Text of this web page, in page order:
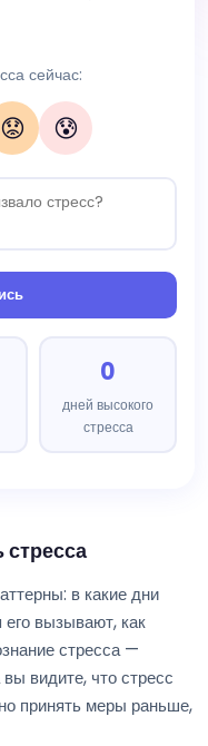
сейчас:
😟 😰
0
дней высокого
стресса
в какие дни
вызывают, как
стресса —
видите, что стресс
принять меры раньше,